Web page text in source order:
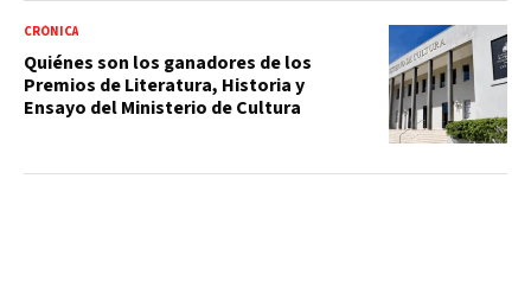
CRÓNICA
Quiénes son los ganadores de los
Premios de Literatura, Historia y
Ensayo del Ministerio de Cultura